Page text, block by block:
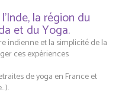
la région du
et du Yoga.
indienne et la simplicité de la
ces expériences
de yoga en France et